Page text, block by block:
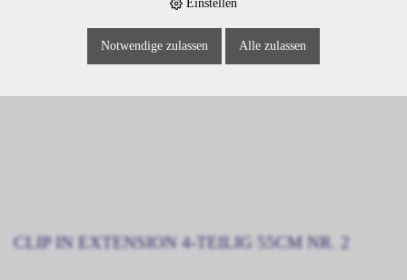
CLIP IN EXTENSION 4-TEILIG 55CM NR. 2
Einstellen
Notwendige zulassen Alle zulassen